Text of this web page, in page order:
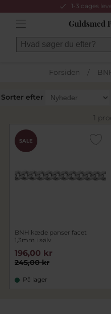
1-3 dages
Forsiden /
Sorter efter
1
SALE
BNH kæde panser facet
1,3mm i sølv
245,00 kr
196,00 kr
På lager